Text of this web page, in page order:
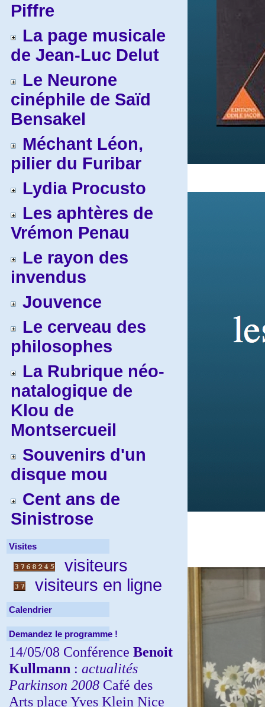
Piffre
La page musicale
de Jean-Luc Delut
Le Neurone
cinéphile de Saïd
Bensakel
Méchant Léon,
pilier du Furibar
Lydia Procusto
Les aphtères de
Vrémon Penau
Le rayon des
invendus
Jouvence
Le cerveau des
philosophes
La Rubrique néo-
natalogique de
Klou de
Montsercueil
Souvenirs d'un
disque mou
Cent ans de
Sinistrose
Visites
visiteurs
visiteurs en ligne
Calendrier
Demandez le programme !
14/05/08 Conférence Benoit
Kullmann : actualités
Parkinson 2008 Café des
Arts place Yves Klein Nice